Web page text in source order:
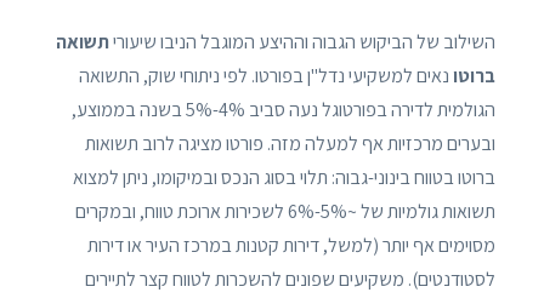
השילוב של הביקוש הגבוה וההיצע המוגבל הניבו שיעוריתשואה
ברוטו נאים למשקיעי נדל"ן בפורטו. לפי ניתוחי שוק, התשואה
הגולמית לדירה בפורטוגל נעה סביב 4%-5% בשנה בממוצע,
ובערים מרכזיות אף למעלה מזה. פורטו מציגה לרוב תשואות
ברוטו בטווח בינוני-גבוה: תלוי בסוג הנכס ובמיקומו, ניתן למצוא
תשואות גולמיות של ~5%-6% לשכירות ארוכת טווח, ובמקרים
מסוימים אף יותר (למשל, דירות קטנות במרכז העיר או דירות
לסטודנטים). משקיעים שפונים להשכרות לטווח קצר לתיירים